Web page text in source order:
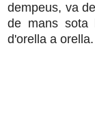
dempeus, va
de mans sota
d'orella a